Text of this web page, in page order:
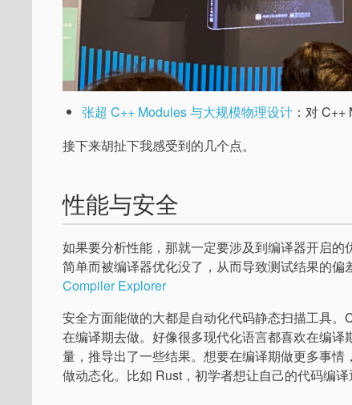
张超 C++ Modules 与大规模物理设计 ：对
接下来胡扯下我感受到的几个点。
性能与安全
如果要分析性能，那就一定要涉及到编译器开启
简单而被编译器优化没了，从而导致测试结果的
Compiler Explorer
安全方面能做的大都是自动化代码静态扫描工具
在编译期去做。好像很多现代化语言都喜欢在编
量，推导出了一些结果。想要在编译期做更多事
做动态化。比如 Rust，初学者想让自己的代码编译